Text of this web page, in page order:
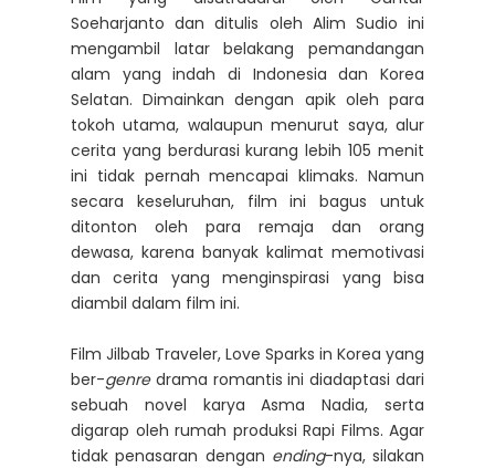
Soeharjanto dan ditulis oleh Alim Sudio ini
mengambil latar belakang pemandangan
alam yang indah di Indonesia dan Korea
Selatan. Dimainkan dengan apik oleh para
tokoh utama, walaupun menurut saya, alur
cerita yang berdurasi kurang lebih 105 menit
ini tidak pernah mencapai klimaks. Namun
secara keseluruhan, film ini bagus untuk
ditonton oleh para remaja dan orang
dewasa, karena banyak kalimat memotivasi
dan cerita yang menginspirasi yang bisa
diambil dalam film ini.
Film Jilbab Traveler, Love Sparks in Korea yang
ber-genredrama romantis ini diadaptasi dari
sebuah novel karya Asma Nadia, serta
digarap oleh rumah produksi Rapi Films. Agar
tidak penasaran dengan ending-nya, silakan